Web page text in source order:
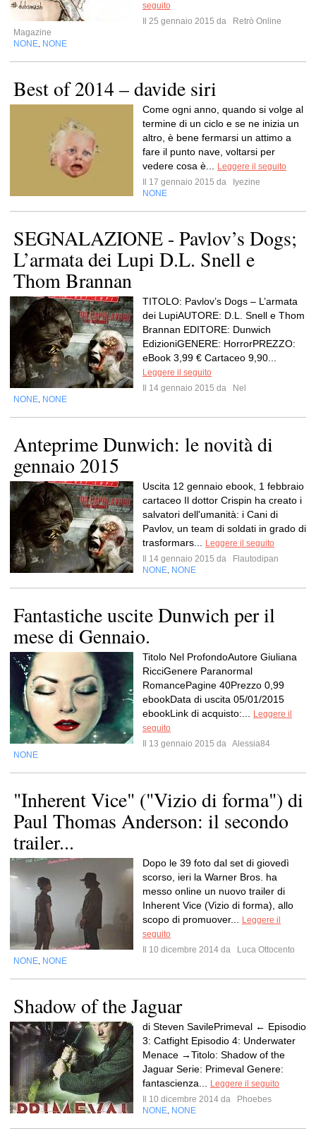
seguito
Il 25 gennaio 2015 da
Retrò Online
Magazine
NONE NONE
Best of 2014 – davide siri
Come ogni anno, quando si volge al
termine di un ciclo e se ne inizia un
altro, è bene fermarsi un attimo a
fare il punto nave, voltarsi per
vedere cosa è...
Leggere il seguito
Il 17 gennaio 2015 da
Iyezine
NONE
SEGNALAZIONE - Pavlov’s Dogs;
L’armata dei Lupi D.L. Snell e
Thom Brannan
TITOLO: Pavlov’s Dogs – L’armata
dei LupiAUTORE: D.L. Snell e Thom
Brannan EDITORE: Dunwich
EdizioniGENERE: HorrorPREZZO:
eBook 3,99 € Cartaceo 9,90...
Leggere il seguito
Il 14 gennaio 2015 da
Nel
NONE NONE
Anteprime Dunwich: le novità di
gennaio 2015
Uscita 12 gennaio ebook, 1 febbraio
cartaceo Il dottor Crispin ha creato i
salvatori dell'umanità: i Cani di
Pavlov, un team di soldati in grado di
trasformars...
Leggere il seguito
Il 14 gennaio 2015 da
Flautodipan
NONE NONE
Fantastiche uscite Dunwich per il
mese di Gennaio.
Titolo Nel ProfondoAutore Giuliana
RicciGenere Paranormal
RomancePagine 40Prezzo 0,99
ebookData di uscita 05/01/2015
ebookLink di acquisto:...
Leggere il
seguito
Il 13 gennaio 2015 da Alessia84
NONE
"Inherent Vice" ("Vizio di forma") di
Paul Thomas Anderson: il secondo
trailer...
Dopo le 39 foto dal set di giovedì
scorso, ieri la Warner Bros. ha
messo online un nuovo trailer di
Inherent Vice (Vizio di forma), allo
scopo di promuover...
Leggere il
seguito
Il 10 dicembre 2014 da
Luca Ottocento
NONE NONE
Shadow of the Jaguar
di Steven SavilePrimeval ← Episodio
3: Catfight Episodio 4: Underwater
Menace →Titolo: Shadow of the
Jaguar Serie: Primeval Genere:
fantascienza...
Leggere il seguito
Il 10 dicembre 2014 da
Phoebes
NONE NONE